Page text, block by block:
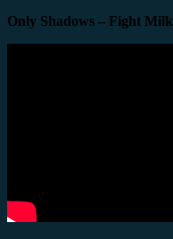
Only Shadows – Fight Milk